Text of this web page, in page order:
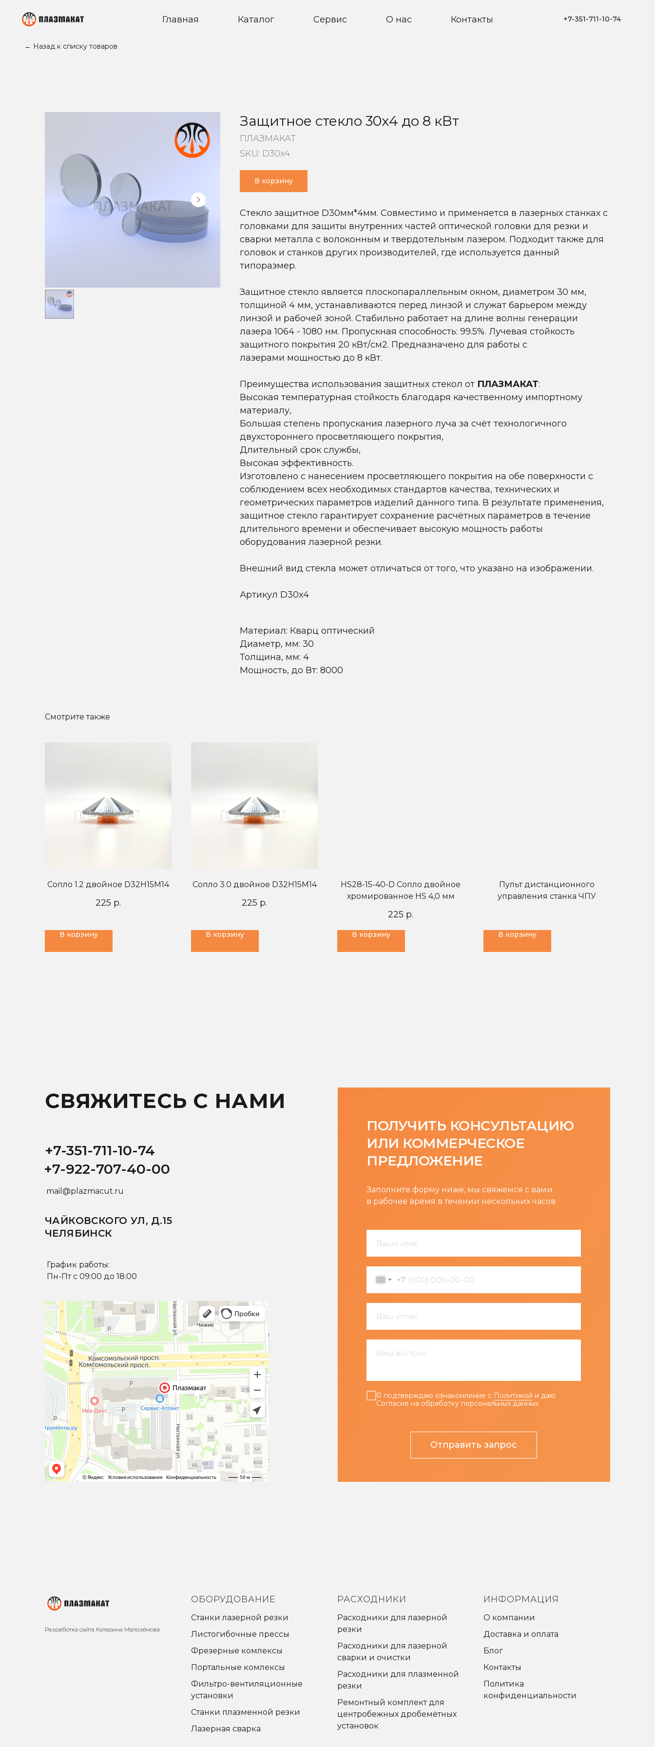
Главная Каталог Сервис О нас Контакты +7-351-711-10-74
← Назад к списку товаров
Защитное стекло 30х4 до 8 кВт
ПЛАЗМАКАТ
SKU: D30x4
В корзину
Стекло защитное D30мм*4мм. Совместимо и применяется в лазерных станках с
головками для защиты внутренних частей оптической головки для резки и
сварки металла с волоконным и твердотельным лазером. Подходит также для
головок и станков других производителей, где используется данный
типоразмер.
Защитное стекло является плоскопараллельным окном, диаметром 30 мм,
толщиной 4 мм, устанавливаются перед линзой и служат барьером между
линзой и рабочей зоной. Стабильно работает на длине волны генерации
лазера 1064 - 1080 нм. Пропускная способность: 99.5%. Лучевая стойкость
защитного покрытия 20 кВт/см2. Предназначено для работы с
лазерами мощностью до 8 кВт.
Преимущества использования защитных стекол от ПЛАЗМАКАТ:
Высокая температурная стойкость благодаря качественному импортному
материалу,
Большая степень пропускания лазерного луча за счёт технологичного
двухстороннего просветляющего покрытия,
Длительный срок службы,
Высокая эффективность.
Изготовлено с нанесением просветляющего покрытия на обе поверхности с
соблюдением всех необходимых стандартов качества, технических и
геометрических параметров изделий данного типа. В результате применения,
защитное стекло гарантирует сохранение расчётных параметров в течение
длительного времени и обеспечивает высокую мощность работы
оборудования лазерной резки.
Внешний вид стекла может отличаться от того, что указано на изображении.
Артикул D30x4
Материал: Кварц оптический
Диаметр, мм: 30
Толщина, мм: 4
Мощность, до Вт: 8000
Смотрите также
Сопло 1.2 двойное D32H15M14
225 р.
В корзину
Сопло 3.0 двойное D32H15M14
225 р.
В корзину
HS28-15-40-D Сопло двойное
хромированное HS 4,0 мм
225 р.
В корзину
Пульт дистанционного
управления станка ЧПУ
В корзину
+7-351-711-10-74
ЧАЙКОВСКОГО УЛ, Д.15
ЧЕЛЯБИНСК
+7-922-707-40-00
График работы:
Пн-Пт с 09:00 до 18:00
mail@plazmacut.ru
Ваше имя
+7
Ваш email
Ваш вопрос
Я подтверждаю ознакомление с Политикой и даю
Согласие на обработку персональных данных
Отправить запрос
ПОЛУЧИТЬ КОНСУЛЬТАЦИЮ
ИЛИ КОММЕРЧЕСКОЕ
ПРЕДЛОЖЕНИЕ
Заполните форму ниже, мы свяжемся с вами
в рабочее время в течении нескольких часов
СВЯЖИТЕСЬ С НАМИ
Разработка сайта Катерина Малозёмова
ОБОРУДОВАНИЕ
Станки лазерной резки
Листогибочные прессы
Фрезерные комлексы
Портальные комлексы
Фильтро-вентиляционные
установки
Станки плазменной резки
Лазерная сварка
РАСХОДНИКИ
Расходники для лазерной
резки
Расходники для лазерной
сварки и очистки
Расходники для плазменной
резки
Ремонтный комплект для
центробежных дробемётных
установок
ИНФОРМАЦИЯ
О компании
Доставка и оплата
Блог
Контакты
Политика
конфиденциальности